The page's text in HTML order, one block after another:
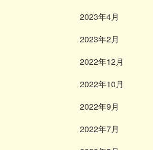
2023年4月
2023年2月
2022年12月
2022年10月
2022年9月
2022年7月